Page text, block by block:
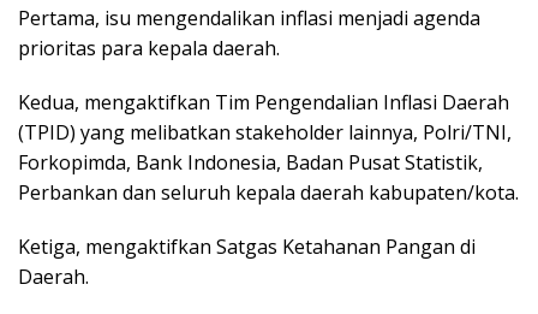
Pertama, isu mengendalikan inflasi menjadi agenda
prioritas para kepala daerah.
Kedua, mengaktifkan Tim Pengendalian Inflasi Daerah
(TPID) yang melibatkan stakeholder lainnya, Polri/TNI,
Forkopimda, Bank Indonesia, Badan Pusat Statistik,
Perbankan dan seluruh kepala daerah kabupaten/kota.
Ketiga, mengaktifkan Satgas Ketahanan Pangan di
Daerah.